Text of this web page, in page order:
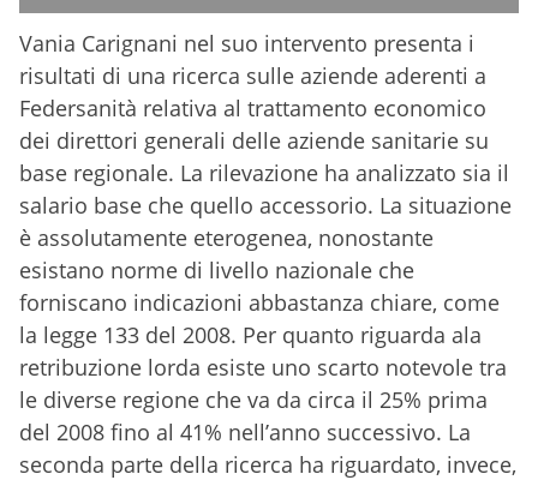
Vania Carignani nel suo intervento presenta i
risultati di una ricerca sulle aziende aderenti a
Federsanità relativa al trattamento economico
dei direttori generali delle aziende sanitarie su
base regionale. La rilevazione ha analizzato sia il
salario base che quello accessorio. La situazione
è assolutamente eterogenea, nonostante
esistano norme di livello nazionale che
forniscano indicazioni abbastanza chiare, come
la legge 133 del 2008. Per quanto riguarda ala
retribuzione lorda esiste uno scarto notevole tra
le diverse regione che va da circa il 25% prima
del 2008 fino al 41% nell’anno successivo. La
seconda parte della ricerca ha riguardato, invece,